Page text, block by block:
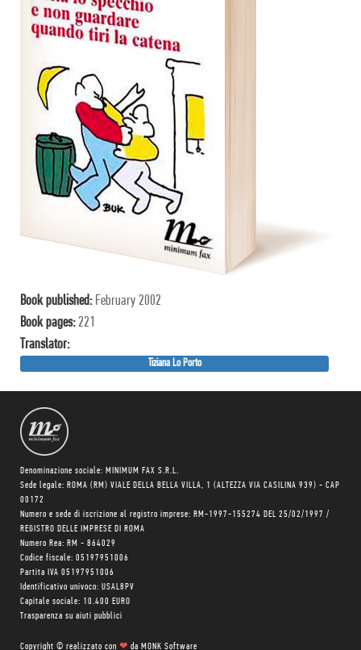
Book published: February 2002
Book pages: 221
Translator:
Tiziana Lo Porto
Denominazione sociale: MINIMUM FAX S.R.L.
Sede legale: ROMA (RM) VIALE DELLA BELLA VILLA, 1 (ALTEZZA VIA CASILINA 939) - CAP
00172
Numero e sede di iscrizione al registro imprese: RM-1997-155274 DEL 25/02/1997 /
REGISTRO DELLE IMPRESE DI ROMA
Numero Rea: RM - 864029
Codice fiscale: 05197951006
Partita IVA 05197951006
Identificativo univoco: USAL8PV
Capitale sociale: 10.400 EURO
Trasparenza su aiuti pubblici
Copyright © realizzato con ❤ da MONK Software